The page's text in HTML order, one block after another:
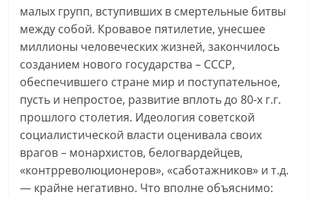
малых групп, вступивших в смертельные битвы
между собой. Кровавое пятилетие, унесшее
миллионы человеческих жизней, закончилось
созданием нового государства – СССР,
обеспечившего стране мир и поступательное,
пусть и непростое, развитие вплоть до 80-х г.г.
прошлого столетия. Идеология советской
социалистической власти оценивала своих
врагов – монархистов, белогвардейцев,
«контрреволюционеров», «саботажников» и т.д.
— крайне негативно. Что вполне объяснимо: